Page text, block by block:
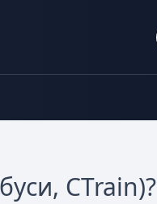
CTrain)?